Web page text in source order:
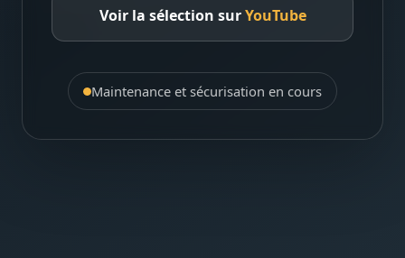
Voir la sélection surYouTube
Maintenance et sécurisation en cours